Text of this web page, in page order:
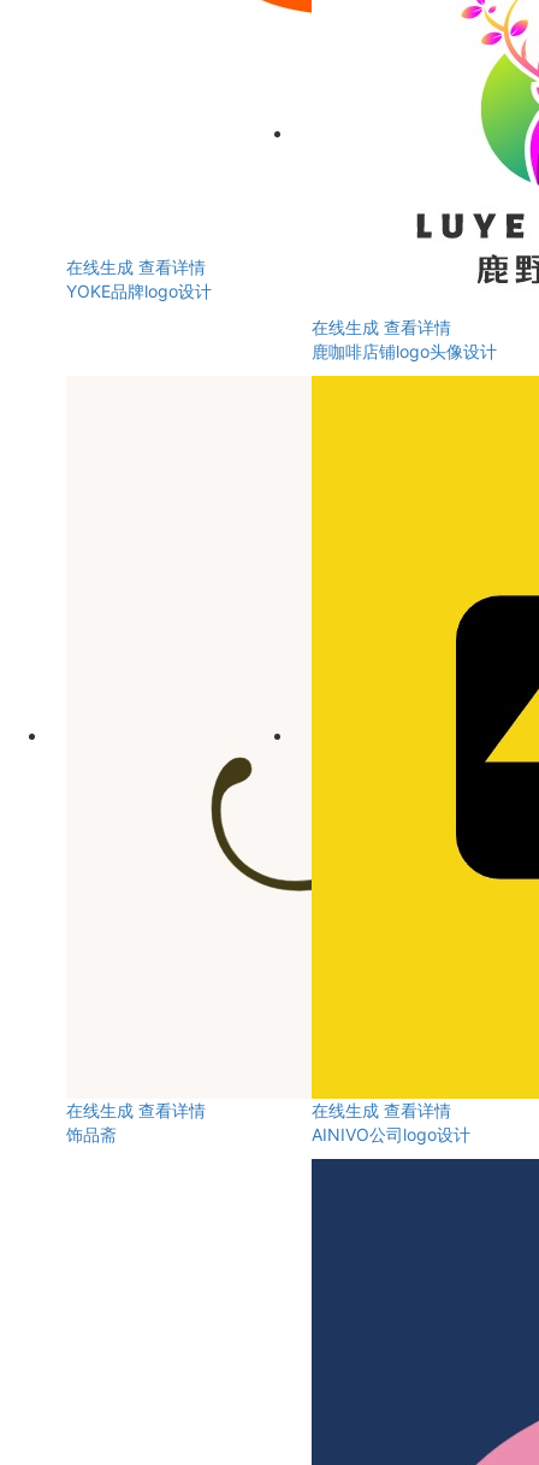
在线生成 查看详情
YOKE品牌logo设计
在线生成 查看详情
鹿咖啡店铺logo头像设计
在线生成 查看详情
饰品斋
在线生成 查看详情
AINIVO公司logo设计